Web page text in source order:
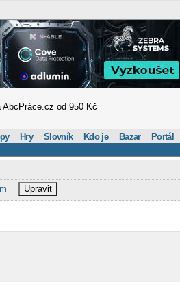
AbcPráce.cz od 950 Kč
Hry Slovník Kdo je Bazar Portál
Upravit